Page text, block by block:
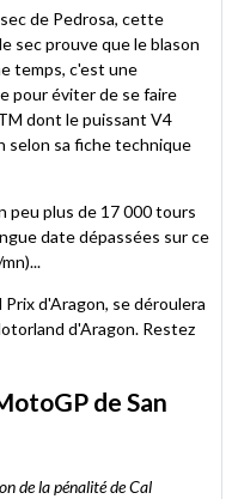
de Pedrosa, cette
sec prouve que le blason
temps, c'est une
pour éviter de se faire
dont le puissant V4
selon sa fiche technique
peu plus de 17 000 tours
date dépassées sur ce
d'Aragon, se déroulera
d'Aragon. Restez
de San
de la pénalité de Cal